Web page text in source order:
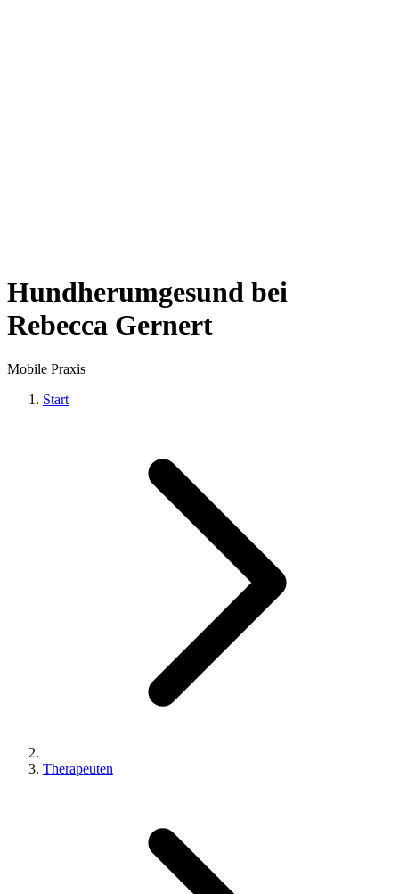
Hundherumgesund bei
Rebecca Gernert
Mobile Praxis
Start
Therapeuten